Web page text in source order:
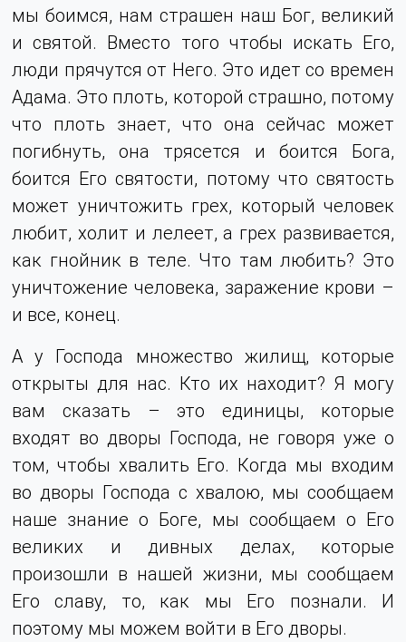
мы боимся, нам страшен наш Бог, великий
и святой. Вместо того чтобы искать Его,
люди прячутся от Него. Это идет со времен
Адама. Это плоть, которой страшно, потому
что плоть знает, что она сейчас может
погибнуть, она трясется и боится Бога,
боится Его святости, потому что святость
может уничтожить грех, который человек
любит, холит и лелеет, а грех развивается,
как гнойник в теле. Что там любить? Это
уничтожение человека, заражение крови –
и все, конец.
А у Господа множество жилищ, которые
открыты для нас. Кто их находит? Я могу
вам сказать – это единицы, которые
входят во дворы Господа, не говоря уже о
том, чтобы хвалить Его. Когда мы входим
во дворы Господа с хвалою, мы сообщаем
наше знание о Боге, мы сообщаем о Его
великих и дивных делах, которые
произошли в нашей жизни, мы сообщаем
Его славу, то, как мы Его познали. И
поэтому мы можем войти в Его дворы.